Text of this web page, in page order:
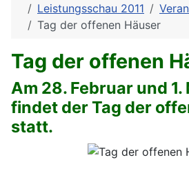
Leistungsschau 2011
Tag der offenen Häuser
Tag der offenen
Am 28. Februar und 1.
findet der Tag der
statt.